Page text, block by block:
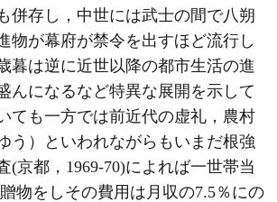
併存し，中世には武士の間で八朔
物が幕府が禁令を出すほど流行し
暮は逆に近世以降の都市生活の進
んになるなど特異な展開を示して
ても一方では前近代の虚礼，農村
う）といわれながらもいまだ根強
(京都，1969‐70)によれば一世帯当
物をしその費用は月収の7.5％にの